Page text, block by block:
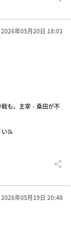
2026年05月20日 18:01
も、主宰・桑田が不
📝
2026年05月19日 20:48